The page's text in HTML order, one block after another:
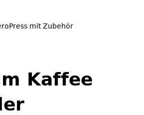
mit Zubehör
Kaffee